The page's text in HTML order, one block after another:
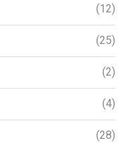
(12)
(25)
(2)
(4)
(28)